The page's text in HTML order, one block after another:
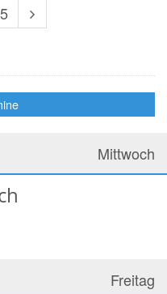
5
Nächste
Seite
Mittwoch
Freitag